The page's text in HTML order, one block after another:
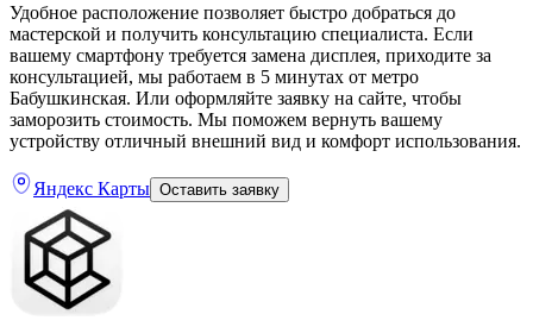
Удобное расположение позволяет быстро добраться до
мастерской и получить консультацию специалиста. Если
вашему смартфону требуется замена дисплея, приходите за
консультацией, мы работаем в 5 минутах от метро
Бабушкинская. Или оформляйте заявку на сайте, чтобы
заморозить стоимость. Мы поможем вернуть вашему
устройству отличный внешний вид и комфорт использования.
Яндекс Карты Оставить заявку